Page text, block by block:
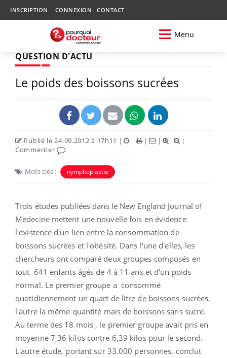
INSCRIPTION CONNEXION CONTACT
Menu
QUESTION D'ACTU
Le poids des boissons sucrées
Publié le 24.09.2012 à 17h11 | | | |
|
Commenter
Mots clés : nymphoplastie
Trois études publiées dans le New England Journal of
Medecine mettent une nouvelle fois en évidence
l'existence d'un lien entre la consommation de
boissons sucrées et l'obésité. Dans l'une d'elles, les
chercheurs ont comparé deux groupes composés en
tout 641 enfants âgés de 4 à 11 ans et d'un poids
normal. Le premier groupe a consommé
quotidiennement un quart de litre de boissons sucrées,
l'autre la même quantité mais de boissons sans sucre.
Au terme des 18 mois , le premier groupe avait pris en
moyenne 7,36 kilos contre 6,39 kilos pour le second.
L'autre étude, portant sur 33.000 personnes, conclut